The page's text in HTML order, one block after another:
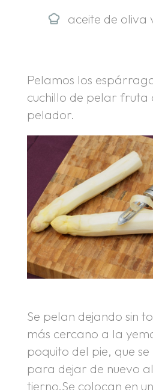
aceite de oliva
Pelamos los
cuchillo de pelar fruta
pelador.
Se pelan dejando sin
más cercano a la
poquito del pie, que
para dejar de nuevo
tierno.Se colocan en